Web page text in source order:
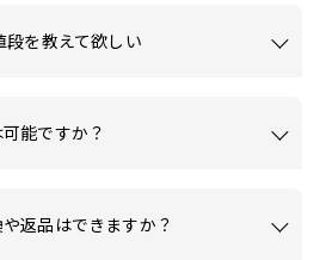
段を教えて欲しい
能ですか？
返品はできますか？